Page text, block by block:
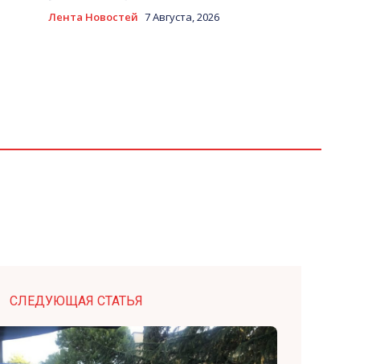
Лента Новостей 7 Августа, 2026
СЛЕДУЮЩАЯ СТАТЬЯ